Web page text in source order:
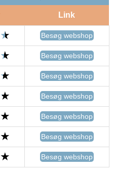
Link
Besøg webshop
Besøg webshop
Besøg webshop
Besøg webshop
Besøg webshop
Besøg webshop
Besøg webshop